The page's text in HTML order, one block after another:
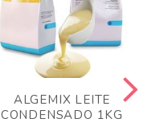
ALGEMIX LEITE
CONDENSADO 1KG